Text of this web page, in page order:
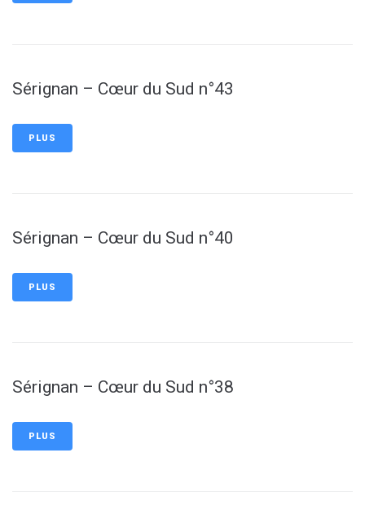
Sérignan – Cœur du Sud n°43
PLUS
Sérignan – Cœur du Sud n°40
PLUS
Sérignan – Cœur du Sud n°38
PLUS